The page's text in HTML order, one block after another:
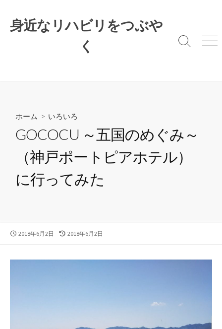
ス
身近なリハビリをつぶや
く
検
メ
ホーム > いろいろ
GOCOCU ～五国のめぐみ～
（神戸ポートピアホテル）
に行ってみた
公
2018年6月2日
最
新
2018年6月2日